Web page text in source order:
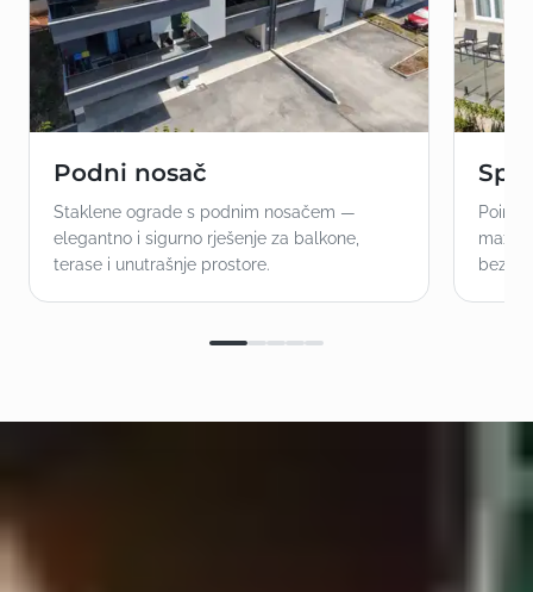
Podni nosač
Staklene ograde s podnim nosačem —
elegantno i sigurno rješenje za balkone,
terase i unutrašnje prostore.
Point-
bez